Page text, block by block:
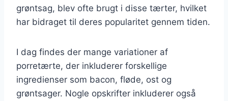
grøntsag, blev ofte brugt i disse tærter, hvilket
har bidraget til deres popularitet gennem tiden.
I dag findes der mange variationer af
porretærte, der inkluderer forskellige
ingredienser som bacon, fløde, ost og
grøntsager. Nogle opskrifter inkluderer også